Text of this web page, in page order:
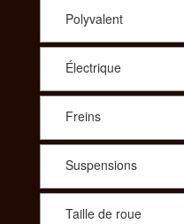
vous propose le meilleur
Terrains : all-mountain,
de vous proposer les
pourrez aussi choisir le
Trekking : VTC, Rando/
parmi un choix de
vélos de ville ou encore
aussi vous aurez le choix
consulter et trouver le
SportAdvice propose
Polyvalent
Électrique
Freins
Suspensions
Taille de roue